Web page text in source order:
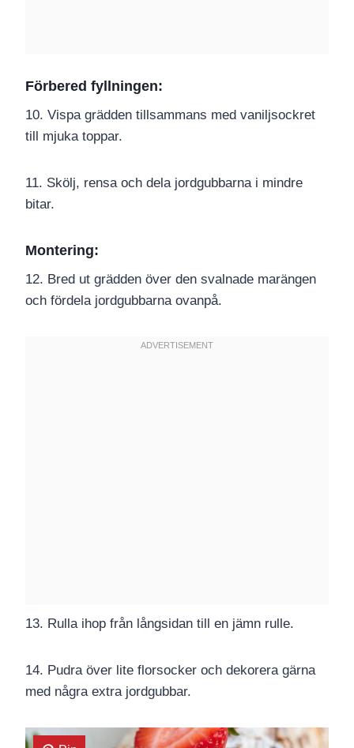
Förbered fyllningen:
10. Vispa grädden tillsammans med vaniljsockret
till mjuka toppar.
11. Skölj, rensa och dela jordgubbarna i mindre
bitar.
Montering:
12. Bred ut grädden över den svalnade marängen
och fördela jordgubbarna ovanpå.
13. Rulla ihop från långsidan till en jämn rulle.
14. Pudra över lite florsocker och dekorera gärna
med några extra jordgubbar.